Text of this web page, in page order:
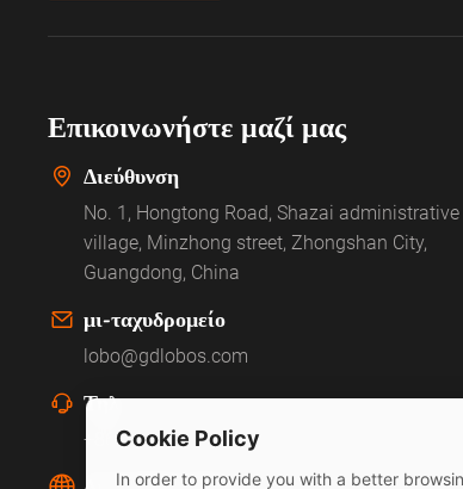
Επικοινωνήστε μαζί μας
Διεύθυνση
No. 1, Hongtong Road, Shazai administrative
village, Minzhong street, Zhongshan City,
Guangdong, China
μι-ταχυδρομείο
lobo@gdlobos.com
Τηλ
+86-760-8570 8286
Cookie Policy
In order to provide you with a better